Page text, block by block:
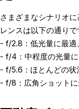
さまざまなシナリオ
レンスは以下の通りで
- f/2.8：低光量に最適
- f/4：中程度の光量に
- f/5.6：ほとんどの状
- f/8：広角ショットに